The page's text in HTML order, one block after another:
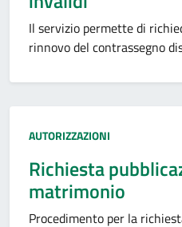
Il servizio permette di
rinnovo del contrassegno
Categoria:
AUTORIZZAZIONI
Richiesta
matrimonio
Procedimento per la